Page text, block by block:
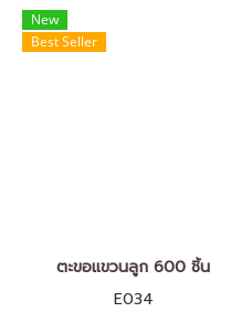
New
Best Seller
ตะขอแขวนลูก 600 ชิ้น
E034